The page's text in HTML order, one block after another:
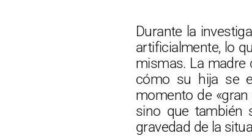
Durante la
artificialmente, lo
mismas. La madre
cómo su hija se
momento de
sino que también
gravedad de la